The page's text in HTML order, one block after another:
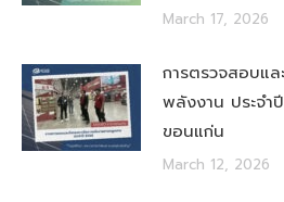
March 17, 2026
การตรวจสอบแล
พลังงาน ประจำ
ขอนแก่น
March 12, 2026